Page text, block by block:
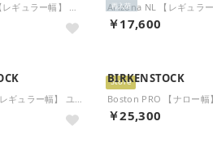
￥17,600
再入荷
Store
BIRKENSTOCK
￥25,300